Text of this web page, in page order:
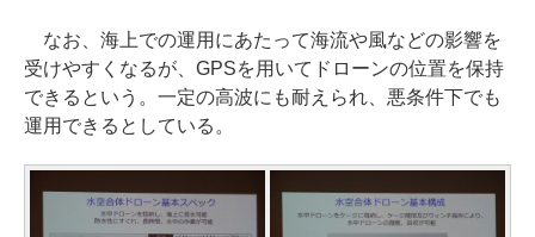
なお、海上での運用にあたって海流や風などの影響を
受けやすくなるが、GPSを用いてドローンの位置を保持
できるという。一定の高波にも耐えられ、悪条件下でも
運用できるとしている。